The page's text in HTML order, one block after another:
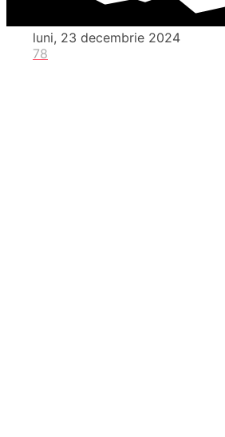
luni, 23 decembrie 2024
78